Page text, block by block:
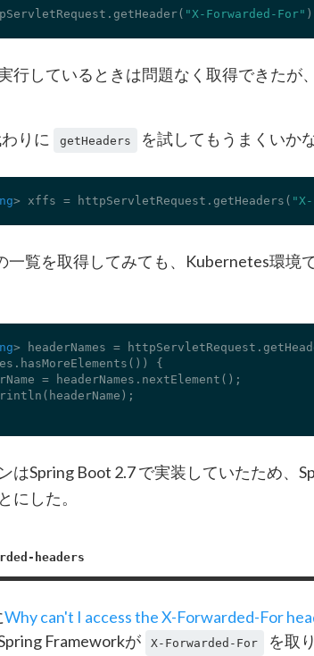
"X-Forwarded-For"
行しているときは問題なく取得できたが
りに getHeaders を試してもうまくいかな
> xffs = httpServletRequest.getHeaders(
一覧を取得してみても、Kubernetes環境
{
= headerNames.nextElement();
はSpring Boot 2.7 で実装していたため、
にした。
headers
Why can't I access the X-Forwarded-For
Frameworkが
X-Forwarded-For を取